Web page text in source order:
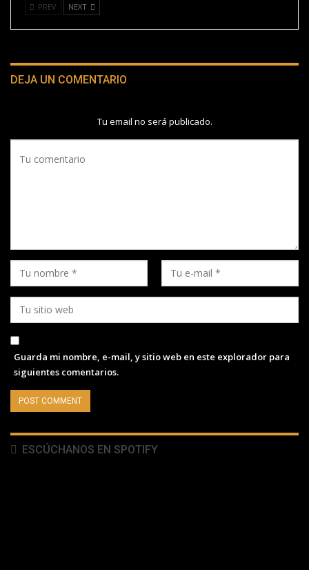
PREV NEXT
DEJA UN COMENTARIO
Tu email no será publicado.
Guarda mi nombre, e-mail, y sitio web en este explorador para
siguientes comentarios.
ESCÚCHANOS EN SPOTIFY